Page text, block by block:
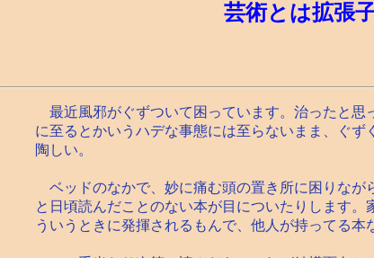
芸術とは拡張
最近風邪がぐずついて困っています。治ったと思
に至るとかいうハデな事態には至らないまま、ぐ
陶しい。
ベッドのなかで、妙に痛む頭の置き所に困りなが
と日頃読んだことのない本が目についたりします
ういうときに発揮されるもんで、他人が持ってる本